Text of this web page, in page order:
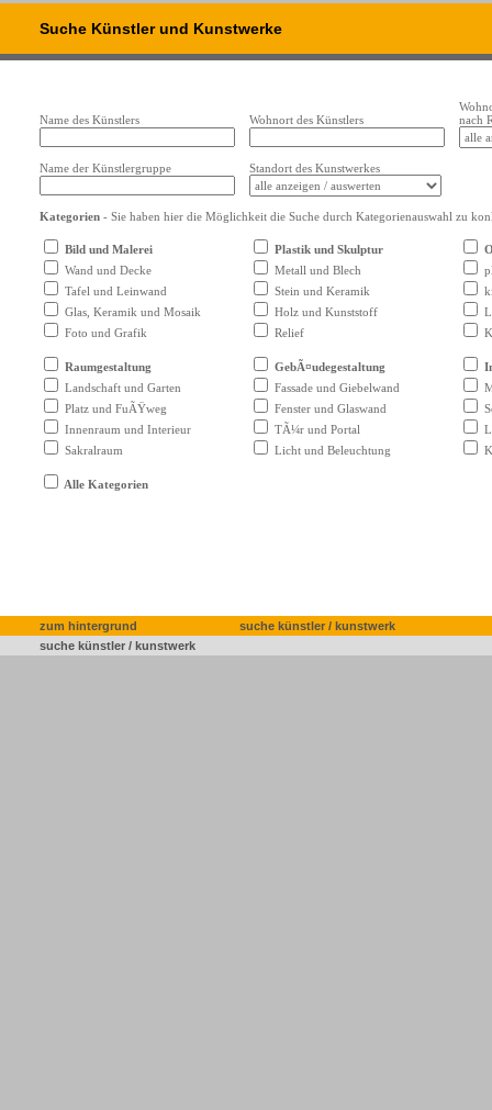
Suche Künstler und Kunstwerke
Name des Künstlers Wohnort des Künstlers
nach
Name der Künstlergruppe Standort des Kunstwerkes
Kategorien - Sie haben hier die Möglichkeit die Suche durch Kategorienauswahl zu
Bild und Malerei
Wand und Decke
Tafel und Leinwand
Glas, Keramik und Mosaik
Foto und Grafik
Plastik und Skulptur
Metall und Blech
Stein und Keramik
Holz und Kunststoff
Relief
Raumgestaltung
Landschaft und Garten
Platz und FuÃŸweg
Innenraum und Interieur
Sakralraum
GebÃ¤udegestaltung
Fassade und Giebelwand
Fenster und Glaswand
TÃ¼r und Portal
Licht und Beleuchtung
Alle Kategorien
zum hintergrund
suche künstler / kunstwerk
suche künstler / kunstwerk